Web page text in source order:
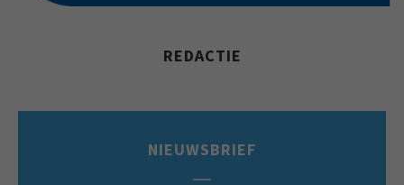
REDACTIE
NIEUWSBRIEF